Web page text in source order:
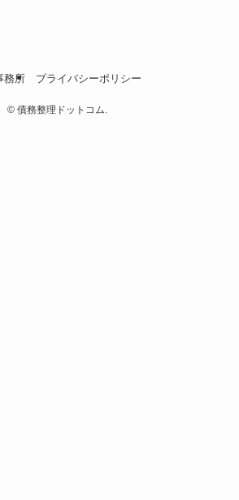
務所 プライバシーポリシー
©債務整理ドットコム.